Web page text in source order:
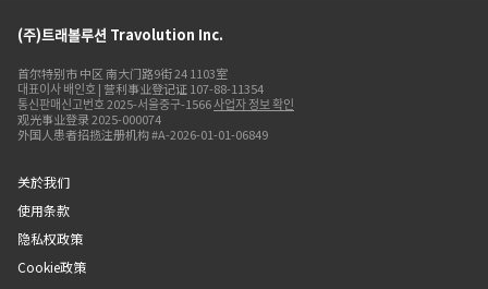
(주)트래볼루션 Travolution Inc.
首尔特别市 中区 南大门路9街 24 1103室
대표이사 배인호 | 营利事业登记证 107-88-11354
통신판매신고번호 2025-서울중구-1566사업자 정보 확인
观光事业登录 2025-000074
外国人患者招揽注册机构 #A-2026-01-01-06849
关於我们
使用条款
隐私权政策
Cookie政策